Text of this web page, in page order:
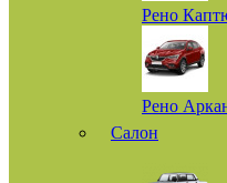
Рено
Рено
Салон